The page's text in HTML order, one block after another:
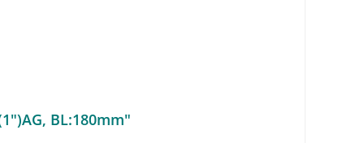
BL:180mm"